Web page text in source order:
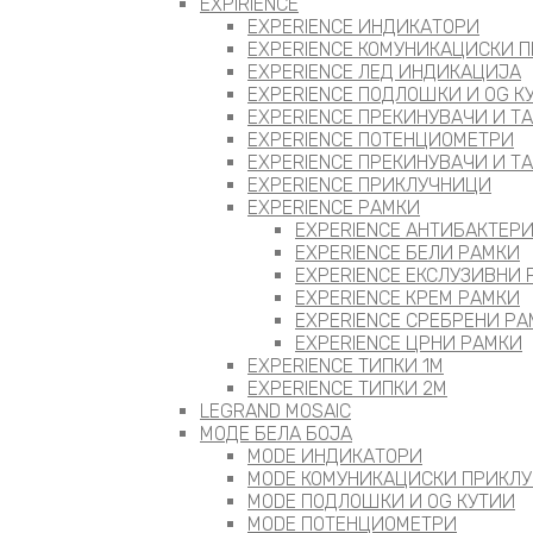
EXPERIENCE ИНДИКАТОРИ
EXPERIENCE КОМУНИКАЦИСКИ
EXPERIENCE ЛЕД ИНДИКАЦИЈА
EXPERIENCE ПОДЛОШКИ И OG
EXPERIENCE ПРЕКИНУВАЧИ И
EXPERIENCE ПОТЕНЦИОМЕТРИ
EXPERIENCE ПРЕКИНУВАЧИ И
EXPERIENCE ПРИКЛУЧНИЦИ
EXPERIENCE РАМКИ
EXPERIENCE
EXPERIENCE БЕЛИ РАМКИ
EXPERIENCE
EXPERIENCE КРЕМ РАМКИ
EXPERIENCE СРЕБРЕНИ
EXPERIENCE ЦРНИ РАМКИ
EXPERIENCE ТИПКИ 1M
EXPERIENCE ТИПКИ 2М
LEGRAND MOSAIC
МОДЕ БЕЛА БОЈА
MODE ИНДИКАТОРИ
MODE КОМУНИКАЦИСКИ
MODE ПОДЛОШКИ И OG КУТИИ
MODE ПОТЕНЦИОМЕТРИ